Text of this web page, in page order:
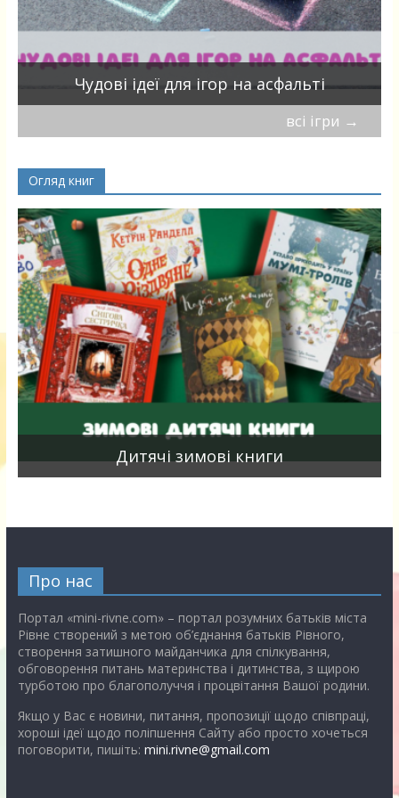
Чудові ідеї для ігор на асфальті
всі ігри →
Огляд книг
Дитячі зимові книги
Про нас
Портал «mini-rivne.com» – портал розумних батьків міста
Рівне створений з метою об’єднання батьків Рівного,
створення затишного майданчика для спілкування,
обговорення питань материнства і дитинства, з щирою
турботою про благополуччя і процвітання Вашої родини.
Якщо у Вас є новини, питання, пропозиції щодо співпраці,
хороші ідеї щодо поліпшення Сайту або просто хочеться
поговорити, пишіть: mini.rivne@gmail.com